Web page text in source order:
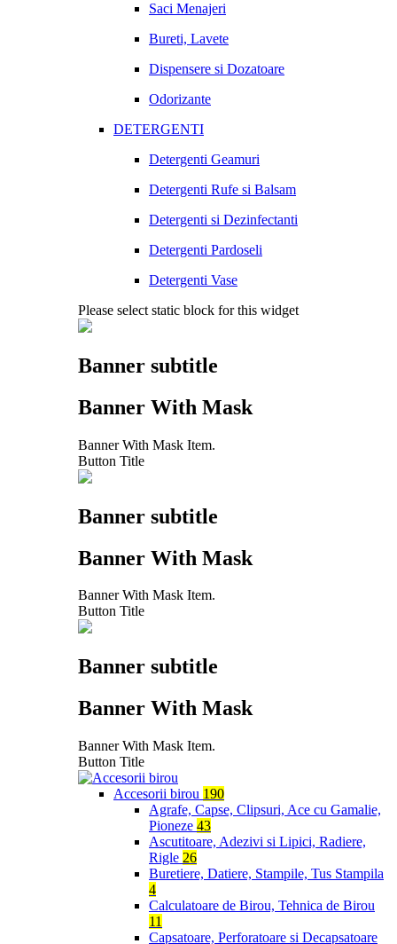
Saci Menajeri
Bureti, Lavete
Dispensere si Dozatoare
Odorizante
DETERGENTI
Detergenti Geamuri
Detergenti Rufe si Balsam
Detergenti si Dezinfectanti
Detergenti Pardoseli
Detergenti Vase
Please select static block for this widget
Banner subtitle
Banner With Mask
Banner With Mask Item.
Button Title
Banner subtitle
Banner With Mask
Banner With Mask Item.
Button Title
Banner subtitle
Banner With Mask
Banner With Mask Item.
Button Title
Accesorii birou 190
Agrafe, Capse, Clipsuri, Ace cu Gamalie,
Pioneze 43
Ascutitoare, Adezivi si Lipici, Radiere,
Rigle 26
Buretiere, Datiere, Stampile, Tus Stampila
4
Calculatoare de Birou, Tehnica de Birou
11
Capsatoare, Perforatoare si Decapsatoare